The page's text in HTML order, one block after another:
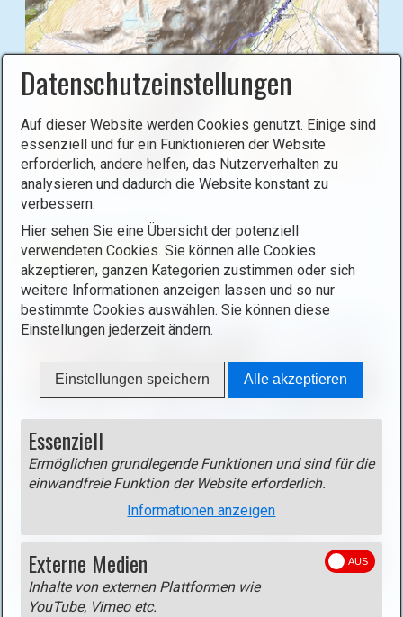
i
l
d
i
n
L
i
g
h
b
o
x
ö
f
f
e
n
(
p
e
n
g
B
l
d
i
n
L
i
g
h
x
ö
f
Distanz Aufstieg Abstieg
22,0 km 1450 m 1450 m
Track
Datenschutzeinstellungen
Auf dieser Website werden Cookies genutzt. Einige sind
essenziell und für ein Funktionieren der Website
erforderlich, andere helfen, das Nutzerverhalten zu
analysieren und dadurch die Website konstant zu
verbessern.
Hier sehen Sie eine Übersicht der potenziell
verwendeten Cookies. Sie können alle Cookies
akzeptieren, ganzen Kategorien zustimmen oder sich
weitere Informationen anzeigen lassen und so nur
bestimmte Cookies auswählen. Sie können diese
Einstellungen jederzeit ändern.
Einstellungen speichern Alle akzeptieren
Essenziell
Ermöglichen grundlegende Funktionen und sind für die
einwandfreie Funktion der Website erforderlich.
Informationen anzeigen
Externe Medien
Inhalte von externen Plattformen wie
YouTube, Vimeo etc.